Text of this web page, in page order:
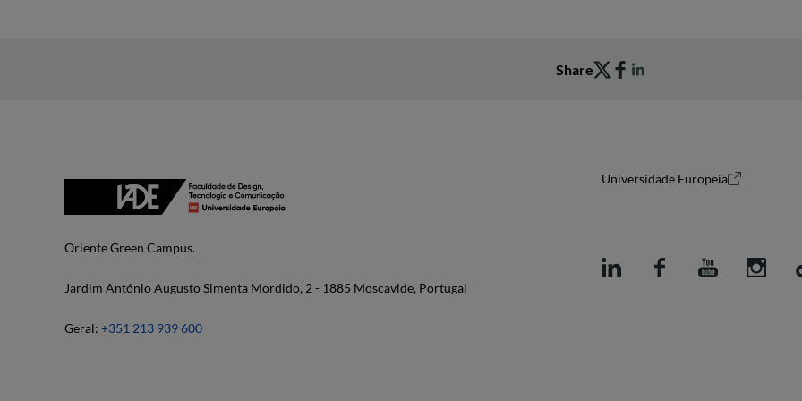
Share
Oriente Green Campus.
Jardim António Augusto Simenta Mordido, 2 - 1885 Moscavide, Portugal
Geral: +351 213 939 600
Universidade Europeia